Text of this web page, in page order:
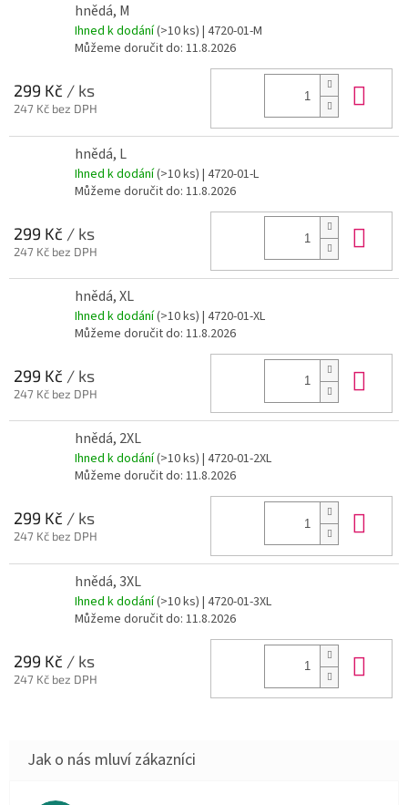
hnědá, M
Ihned k dodání(>10 ks) | 4720-01-M
Můžeme doručit do: 11.8.2026
299 Kč / ks
247 Kč bez DPH
hnědá, L
Ihned k dodání(>10 ks) | 4720-01-L
Můžeme doručit do: 11.8.2026
299 Kč / ks
247 Kč bez DPH
hnědá, XL
Ihned k dodání(>10 ks) | 4720-01-XL
Můžeme doručit do: 11.8.2026
299 Kč / ks
247 Kč bez DPH
hnědá, 2XL
Ihned k dodání(>10 ks) | 4720-01-2XL
Můžeme doručit do: 11.8.2026
299 Kč / ks
247 Kč bez DPH
hnědá, 3XL
Ihned k dodání(>10 ks) | 4720-01-3XL
Můžeme doručit do: 11.8.2026
299 Kč / ks
247 Kč bez DPH